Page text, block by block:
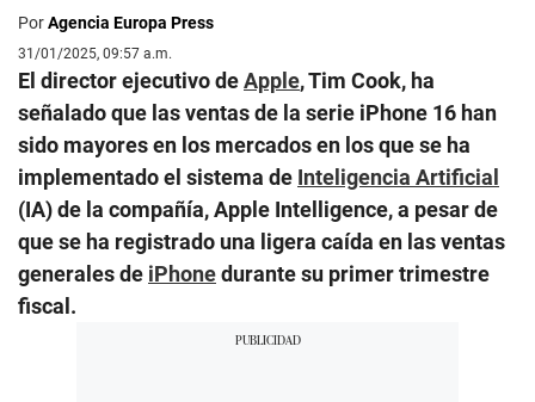
PorAgencia Europa Press
31/01/2025, 09:57 a.m.
El director ejecutivo deApple, Tim Cook, ha
señalado que las ventas de la serie iPhone 16 han
sido mayores en los mercados en los que se ha
implementado el sistema de Inteligencia Artificial
(IA) de la compañía, Apple Intelligence, a pesar de
que se ha registrado una ligera caída en las ventas
generales de iPhonedurante su primer trimestre
fiscal.